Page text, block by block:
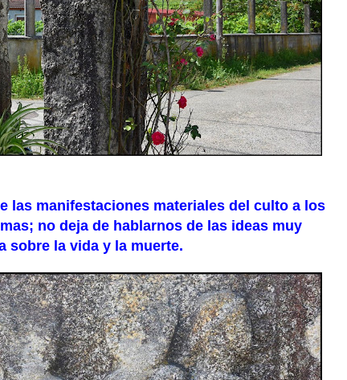
manifestaciones materiales del culto a los
no deja de hablarnos de las ideas muy
sobre la vida y la muerte.